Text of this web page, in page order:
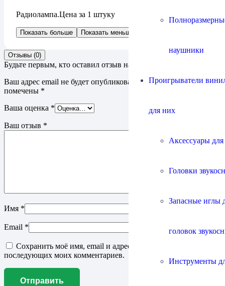
наушники
Проигрыватели
для них
Аксессуары
Головки
Запасные иглы
головок
Инструменты
Радиолампа.Цена за 1 штуку
Показать больше Показать меньше
Отзывы (0)
Будьте первым, кто оставил отзыв на “Tung-Sol 6SN7GTB”
Ваш адрес email не будет опубликован.
Обязательные поля
помечены *
Ваша оценка *
Ваш отзыв *
Имя *
Email *
Сохранить моё имя, email и адрес сайта в этом браузере для
последующих моих комментариев.